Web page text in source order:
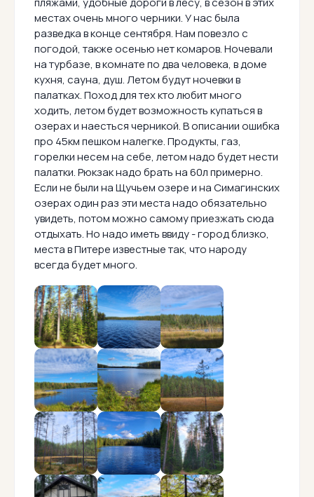
местах очень много черники. У нас была
разведка в конце сентября. Нам повезло с
погодой, также осенью нет комаров. Ночевали
на турбазе, в комнате по два человека, в доме
кухня, сауна, душ. Летом будут ночевки в
палатках. Поход для тех кто любит много
ходить, летом будет возможность купаться в
озерах и наесться черникой. В описании ошибка
про 45км пешком налегке. Продукты, газ,
горелки несем на себе, летом надо будет нести
палатки. Рюкзак надо брать на 60л примерно.
Если не были на Щучьем озере и на Симагинских
озерах один раз эти места надо обязательно
увидеть, потом можно самому приезжать сюда
отдыхать. Но надо иметь ввиду - город близко,
места в Питере известные так, что народу
всегда будет много.